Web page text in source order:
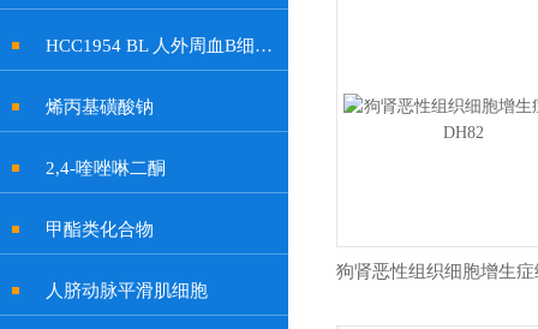
HCC1954 BL 人外周血B细胞系
烯丙基磺酸钠
2,4-喹唑啉二酮
甲酯类化合物
人脐动脉平滑肌细胞